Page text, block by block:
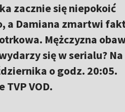
zacznie się niepokoić
a Damiana zmartwi
Mężczyzna
się w serialu? Na
o godz. 20:05.
VOD.